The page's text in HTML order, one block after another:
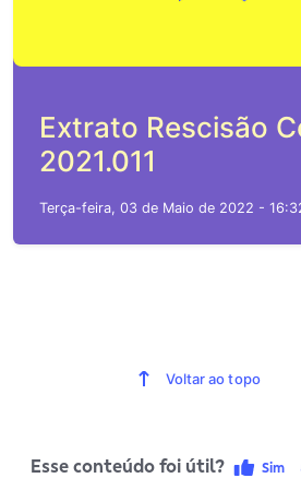
Extrato Rescisão
2021.011
Terça-feira, 03 de Maio de 2022 -
Voltar ao topo
Esse conteúdo foi útil? Sim